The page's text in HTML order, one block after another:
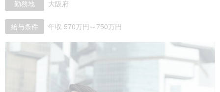
勤務地 大阪府
給与条件 年収 570万円～750万円